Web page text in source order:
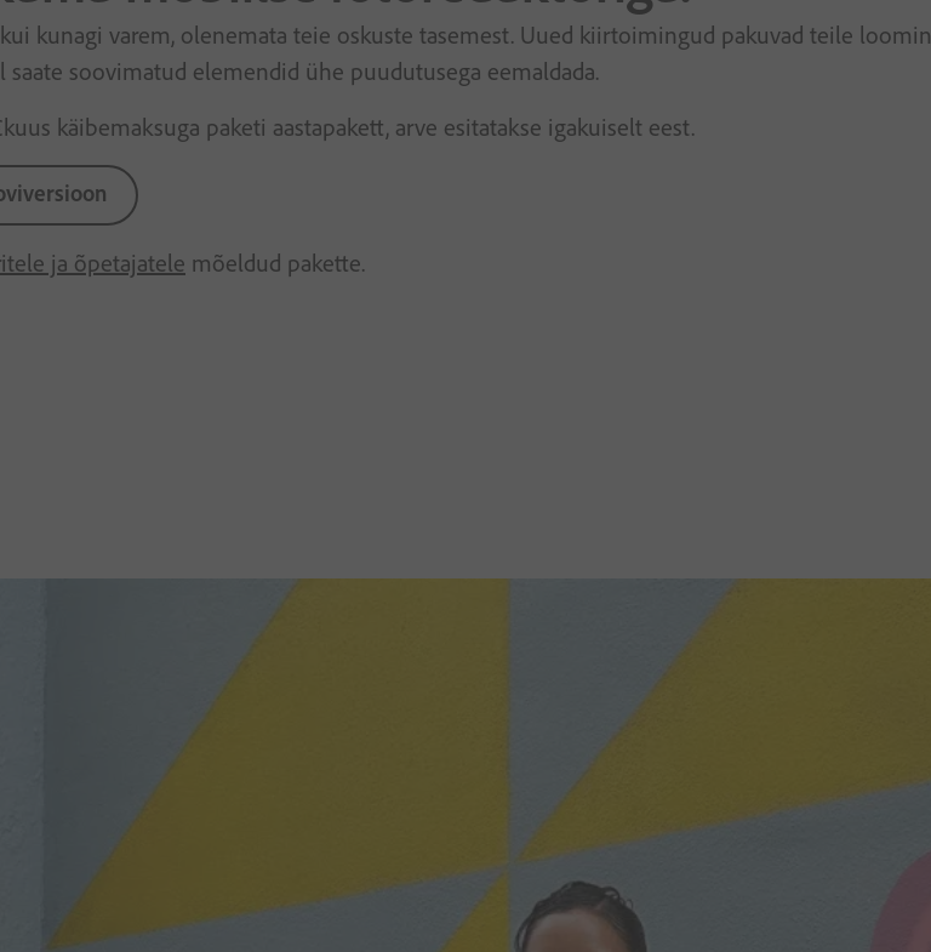
kunagi varem, olenemata teie oskuste tasemest. Uued kiirtoimingud pakuvad teile
saate soovimatud elemendid ühe puudutusega eemaldada.
kuus käibemaksuga paketi aastapakett, arve esitatakse igakuiselt eest.
ja õpetajatele mõeldud pakette.